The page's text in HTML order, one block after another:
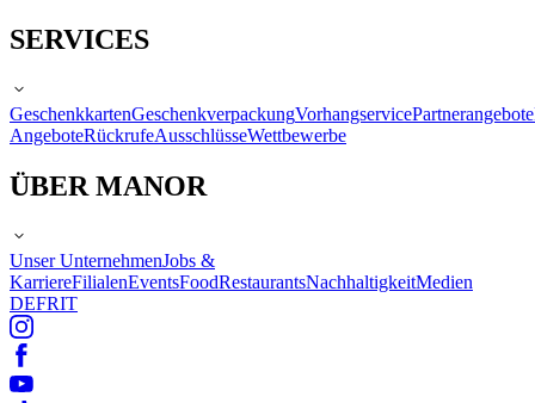
SERVICES
GeschenkkartenGeschenkverpackungVorhangservicePartnerangebote
AngeboteRückrufeAusschlüsseWettbewerbe
ÜBER MANOR
Unser UnternehmenJobs &
KarriereFilialenEventsFoodRestaurantsNachhaltigkeitMedien
DEFRIT